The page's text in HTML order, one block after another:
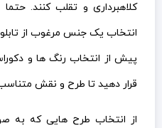
کلاهبرداری و تقلب کنند.
انتخاب یک جنس مرغوب از
پیش از انتخاب رنگ ها و
قرار دهید تا طرح و نقش
از انتخاب طرح هایی که به